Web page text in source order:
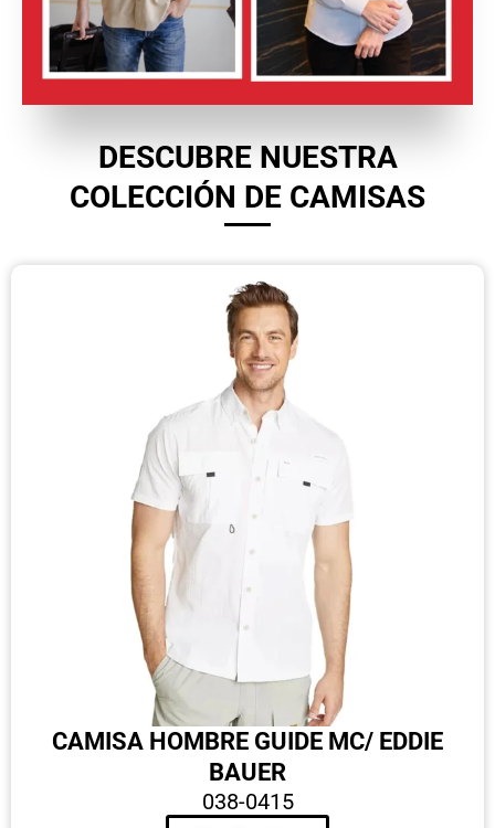
DESCUBRE NUESTRA
COLECCIÓN DE CAMISAS
CAMISA HOMBRE GUIDE MC/ EDDIE
BAUER
038-0415